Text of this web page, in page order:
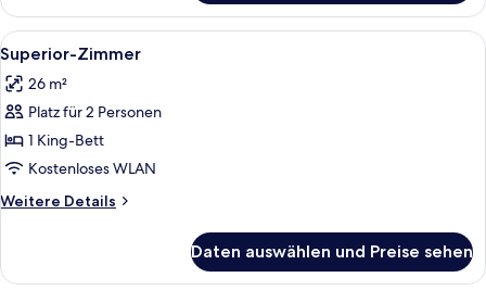
Room
with
Terrace,
Beachfront
Alle
Fotos
für
Superior-
Zimmer
anzeigen
Superior-Zimmer | Hochwertige
9
Superior-Zimmer
26 m²
Platz für 2 Personen
1 King-Bett
Kostenloses WLAN
Weitere Details
Weitere
Zimmer
Daten auswählen und Preise sehen